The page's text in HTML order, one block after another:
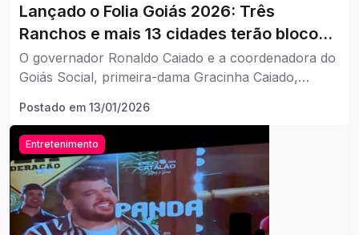
Lançado o Folia Goiás 2026: Três
Ranchos e mais 13 cidades terão blocos
de carnaval
O governador Ronaldo Caiado e a coordenadora do
Goiás Social, primeira-dama Gracinha Caiado,
Folia Goiás 2026, iniciativa que apoia as festividades
carnavalescas em Goiânia e em diversos municípios
do estado.
Postado em 13/01/2026
Entretenimento